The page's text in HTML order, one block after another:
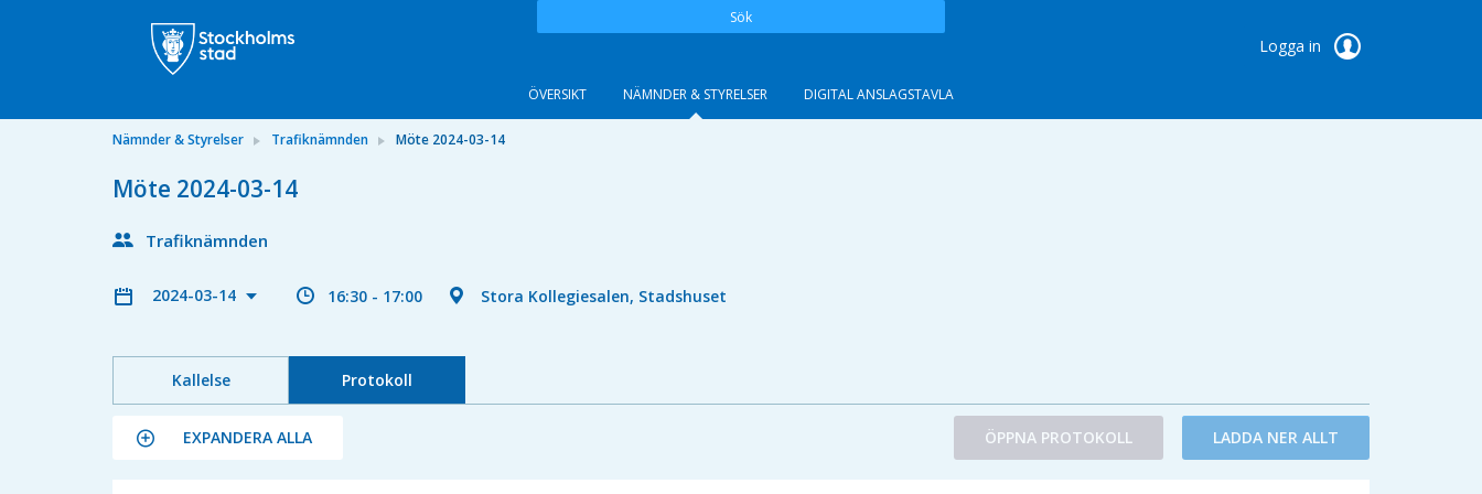
Sök
Logga in
ÖVERSIKT NÄMNDER & STYRELSER DIGITAL ANSLAGSTAVLA
Nämnder & Styrelser Trafiknämnden Möte 2024-03-14
Möte 2024-03-14
Trafiknämnden
2024-03-14 16:30 - 17:00 Stora Kollegiesalen, Stadshuset
Kallelse Protokoll
EXPANDERA ALLA ÖPPNA PROTOKOLL LADDA NER ALLT